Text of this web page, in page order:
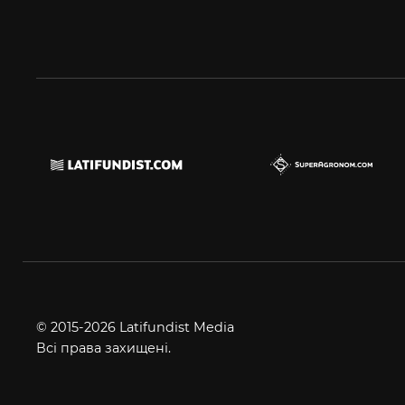
© 2015-2026 Latifundist Media
Всі права захищені.